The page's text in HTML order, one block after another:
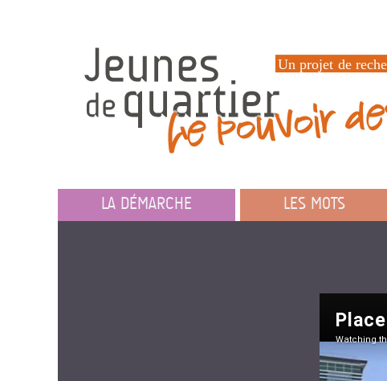
LA DÉMARCHE LES MOTS